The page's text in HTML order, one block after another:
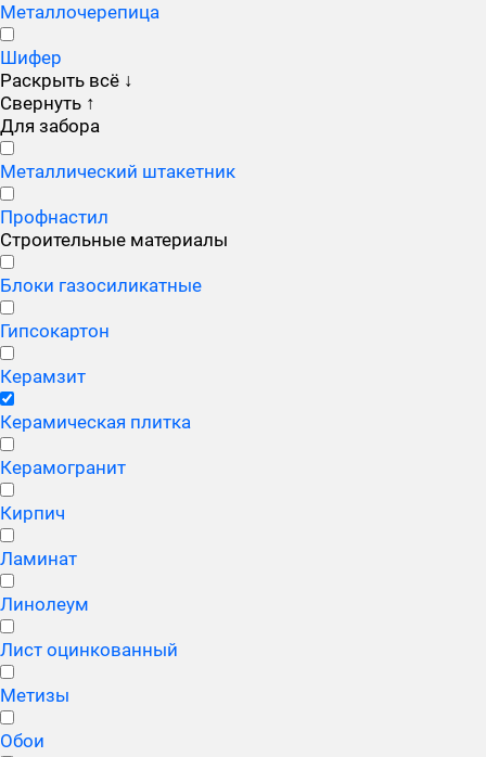
Металлочерепица
Шифер
Раскрыть всё ↓
Свернуть ↑
Для забора
Металлический штакетник
Профнастил
Строительные материалы
Блоки газосиликатные
Гипсокартон
Керамзит
Керамическая плитка
Керамогранит
Кирпич
Ламинат
Линолеум
Лист оцинкованный
Метизы
Обои